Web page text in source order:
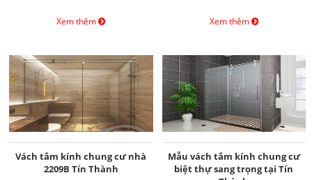
Xem thêm Xem thêm
Vách tắm kính chung cư nhà
2209B Tín Thành
Mẫu vách tắm kính chung cư
biệt thự sang trọng tại Tín